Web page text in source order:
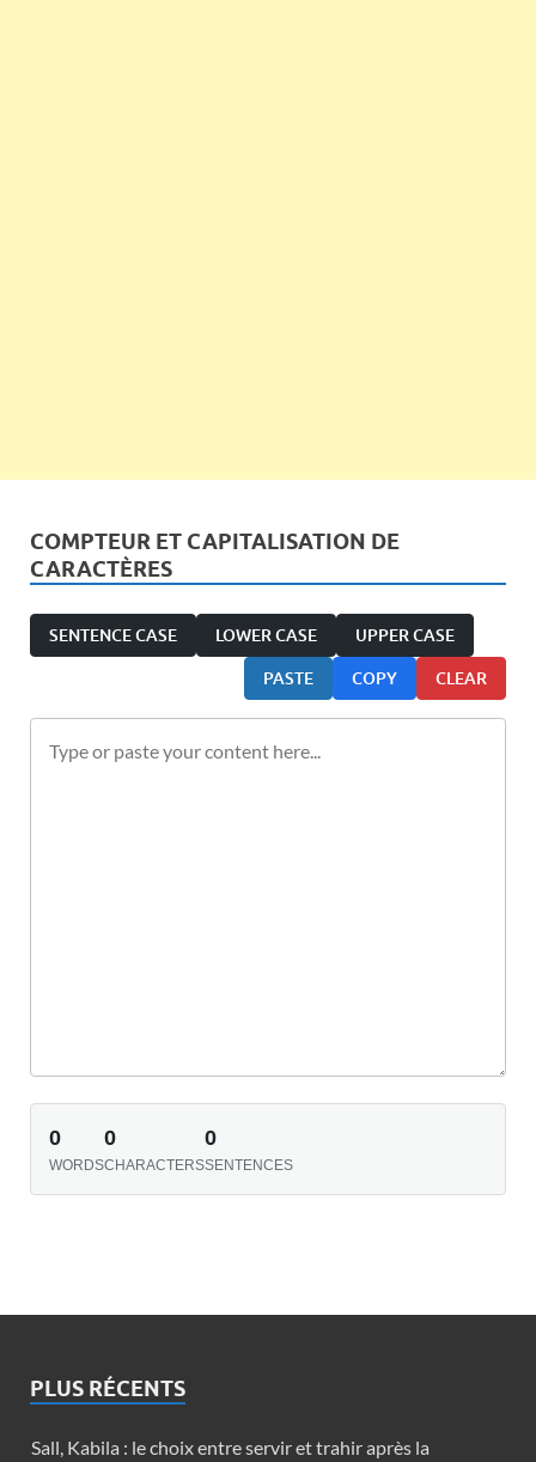
COMPTEUR ET CAPITALISATION DE
CARACTÈRES
SENTENCE CASE LOWER CASE UPPER CASE
PASTE COPY CLEAR
0
WORDS
0
CHARACTERS
0
SENTENCES
PLUS RÉCENTS
Sall, Kabila : le choix entre servir et trahir après la